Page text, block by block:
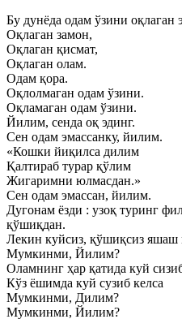
Бу дунёда одам ўзини оқлаган
Оқлаган замон,
Оқлаган қисмат,
Оқлаган олам.
Одам қора.
Оқлолмаган одам ўзини.
Оқламаган одам ўзини.
Йилим, сенда оқ эдинг.
Сен одам эмассанку, йилим.
«Кошки йиқилса дилим
Қалтираб турар қўлим
Жигаримни юлмасдан.»
Сен одам эмассан, йилим.
Дугонам ёзди : узоқ туринг
қўшиқдан.
Лекин куйсиз, қўшиқсиз
Мумкинми, Йилим?
Оламнинг ҳар қатида куй
Кўз ёшимда куй сузиб келса
Мумкинми, Дилим?
Мумкинми, Йилим?